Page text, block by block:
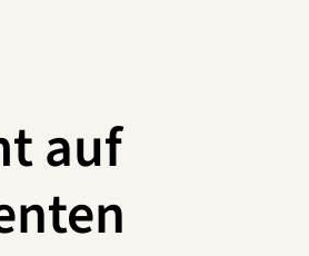
auf